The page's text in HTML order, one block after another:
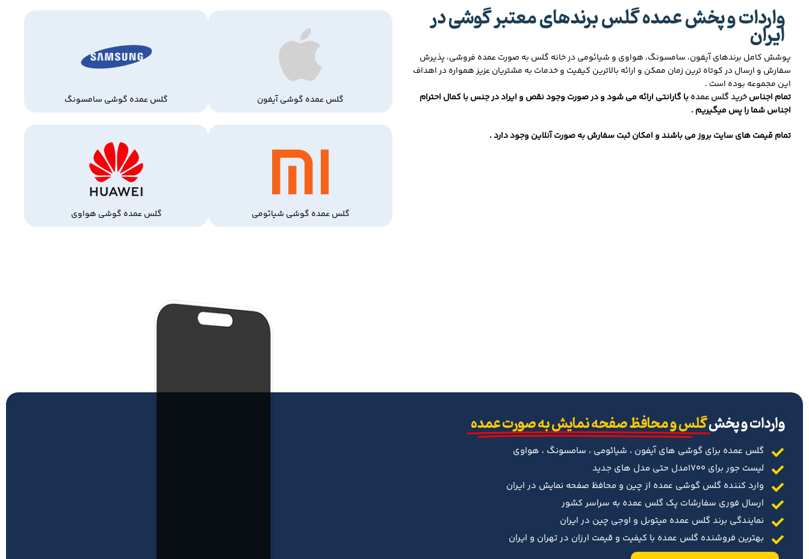
واردات و پخش عمده گلس برندهای معتبر گوشی در
ایران
پوشش کامل برندهای آیفون، سامسونگ، هواوی و شیائومی در خانه گلس به صورت عمده فروشی، پذیرش
سفارش و ارسال در کوتاه ترین زمان ممکن و ارائه بالاترین کیفیت و خدمات به مشتریان عزیز همواره در اهداف
این مجموعه بوده است .
تمام اجناسخرید گلس عمدهبا گارانتی ارائه می شود و در صورت وجود نقص و ایراد در جنس با کمال احترام
اجناس شما را پس میگیریم .
تمام قیمت های سایت بروز می باشند و امکان ثبت سفارش به صورت آنلاین وجود دارد .
گلس عمده گوشی آیفون گلس عمده گوشی سامسونگ
گلس عمده گوشی شیائومی گلس عمده گوشی هواوی
‌واردات و پخشگلس و محافظ صفحه نمایش به صورت عمده
گلس عمده برای گوشی های آیفون ، شیائومی ، سامسونگ ، هواوی
لیست جور برای 1700مدل حتی مدل های جدید
وارد کننده گلس گوشی عمده از چین و محافظ صفحه نمایش در ایران
ارسال فوری سفارشات پک گلس عمده به سراسر کشور
نمایندگی برند گلس عمده میتوبل و اوجی چین در ایران
بهترین فروشنده گلس عمده با کیفیت و قیمت ارزان در تهران و ایران